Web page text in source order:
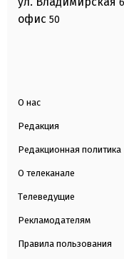
офис 50
О нас
Редакция
Редакционная политика
О телеканале
Телеведущие
Рекламодателям
Правила пользования